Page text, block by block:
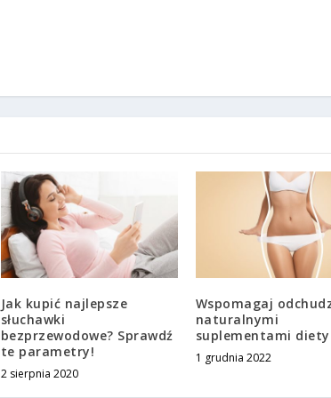
Jak kupić najlepsze
słuchawki
bezprzewodowe? Sprawdź
te parametry!
2 sierpnia 2020
Wspomagaj
naturalnymi
suplementami diety
1 grudnia 2022